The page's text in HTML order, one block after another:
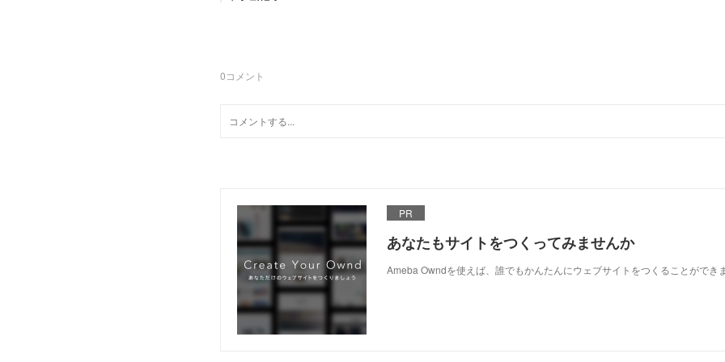
0コメント
PR
あなたもサイトをつくってみませんか
Ameba Owndを使えば、誰でもかんたんにウェブサイトをつくることができ